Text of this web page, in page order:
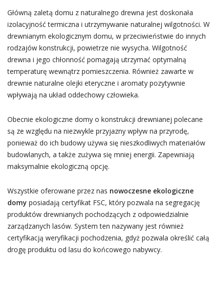
Główną zaletą domu z naturalnego drewna jest doskonała
izolacyjność termiczna i utrzymywanie naturalnej wilgotności. W
drewnianym ekologicznym domu, w przeciwieństwie do innych
rodzajów konstrukcji, powietrze nie wysycha. Wilgotność
drewna i jego chłonność pomagają utrzymać optymalną
temperaturę wewnątrz pomieszczenia. Również zawarte w
drewnie naturalne olejki eteryczne i aromaty pozytywnie
wpływają na układ oddechowy człowieka.
Obecnie ekologiczne domy o konstrukcji drewnianej polecane
są ze względu na niezwykle przyjazny wpływ na przyrodę,
ponieważ do ich budowy używa się nieszkodliwych materiałów
budowlanych, a także zużywa się mniej energii. Zapewniają
maksymalnie ekologiczną opcję.
Wszystkie oferowane przez nas nowoczesne ekologiczne
domy posiadają certyfikat FSC, który pozwala na segregację
produktów drewnianych pochodzących z odpowiedzialnie
zarządzanych lasów. System ten nazywany jest również
certyfikacją weryfikacji pochodzenia, gdyż pozwala określić całą
drogę produktu od lasu do końcowego nabywcy.